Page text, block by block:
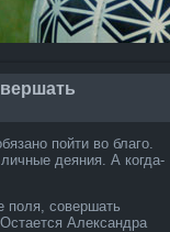
пойти во благо.
деяния. А когда­
поля, совершать
Але­ксандра